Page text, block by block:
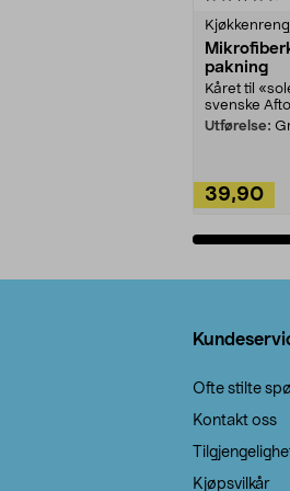
pakning
Kåret til
svenske
Utførelse:
39,90
Ofte stilte
Kontakt oss
Kjøpsvilkår